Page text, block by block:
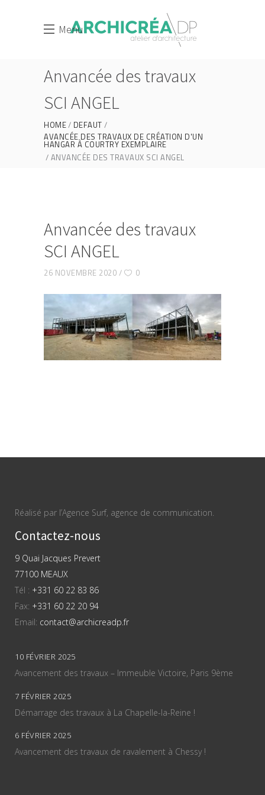
Menu
Anvancée des travaux
SCI ANGEL
HOME
DEFAUT
AVANCÉE DES TRAVAUX DE CRÉATION D'UN
HANGAR À COURTRY EXEMPLAIRE
ANVANCÉE DES TRAVAUX SCI ANGEL
Anvancée des travaux
SCI ANGEL
26 NOVEMBRE 2020 0
Réalisé par l’Agence Surf, agence de communication.
Contactez-nous
9 Quai Jacques Prevert
77100 MEAUX
Tél : +331 60 22 83 86
Fax: +331 60 22 20 94
Email: contact@archicreadp.fr
10 FÉVRIER 2025
Avancement des travaux – Immeuble Victoire, Paris 9ème
7 FÉVRIER 2025
Démarrage des travaux à La Chapelle-la-Reine !
6 FÉVRIER 2025
Avancement des travaux de ravalement à Chessy !